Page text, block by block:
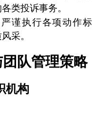
类投诉事务。
谨执行各项动作标
采。
队管理策略
机构